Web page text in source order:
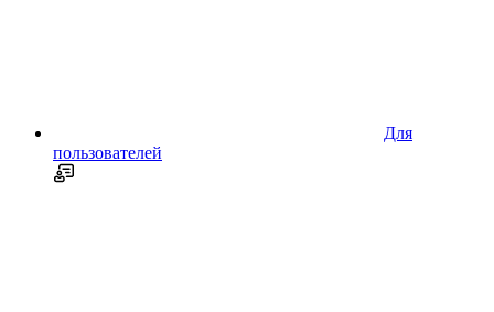
Для
пользователей